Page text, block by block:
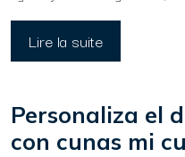
Lire la suite
Personaliza el
con cunas mi